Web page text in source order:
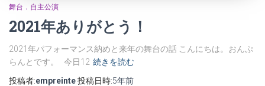
舞台．自主公演
2021年ありがとう！
2021年パフォーマンス納めと来年の舞台の話 こんにちは。おんぷ
らんとです。 今日12 続きを読む
投稿者:empreinte投稿日時:5年前